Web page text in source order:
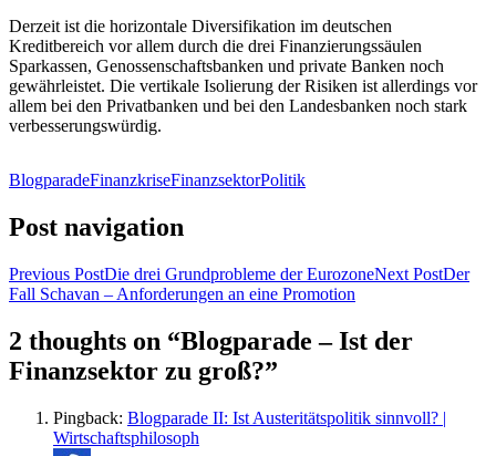
Derzeit ist die horizontale Diversifikation im deutschen
Kreditbereich vor allem durch die drei Finanzierungssäulen
Sparkassen, Genossenschaftsbanken und private Banken noch
gewährleistet. Die vertikale Isolierung der Risiken ist allerdings vor
allem bei den Privatbanken und bei den Landesbanken noch stark
verbesserungswürdig.
BlogparadeFinanzkriseFinanzsektorPolitik
Post navigation
Previous PostDie drei Grundprobleme der EurozoneNext PostDer
Fall Schavan – Anforderungen an eine Promotion
2 thoughts on “Blogparade – Ist der
Finanzsektor zu groß?”
Pingback: Blogparade II: Ist Austeritätspolitik sinnvoll? |
Wirtschaftsphilosoph